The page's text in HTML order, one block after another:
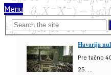
Menu
Havarija
Pre tačno
25. ...